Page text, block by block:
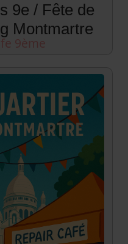
9e / Fête de
Montmartre
9ème